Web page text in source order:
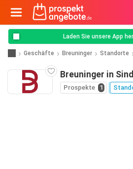
Laden Sie unsere App
Geschäfte Breuninger Standorte
Breuninger in
Prospekte 1